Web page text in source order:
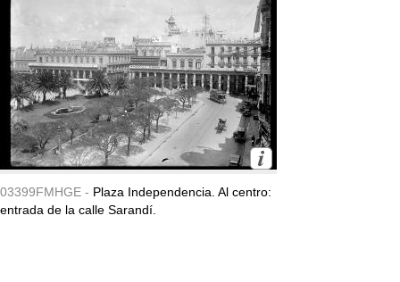
03399FMHGE - Plaza Independencia. Al centro:
entrada de la calle Sarandí.